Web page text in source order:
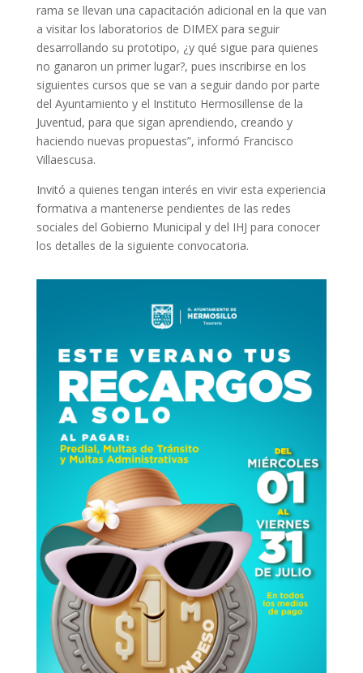
rama se llevan una capacitación adicional en la que van
a visitar los laboratorios de DIMEX para seguir
desarrollando su prototipo, ¿y qué sigue para quienes
no ganaron un primer lugar?, pues inscribirse en los
siguientes cursos que se van a seguir dando por parte
del Ayuntamiento y el Instituto Hermosillense de la
Juventud, para que sigan aprendiendo, creando y
haciendo nuevas propuestas”, informó Francisco
Villaescusa.
Invitó a quienes tengan interés en vivir esta experiencia
formativa a mantenerse pendientes de las redes
sociales del Gobierno Municipal y del IHJ para conocer
los detalles de la siguiente convocatoria.